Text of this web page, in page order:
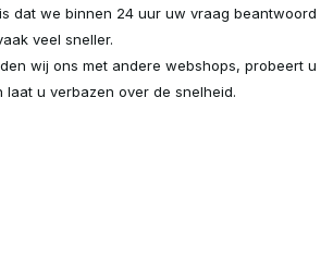
dat we binnen 24 uur uw vraag beantwoord
veel sneller.
wij ons met andere webshops, probeert u
laat u verbazen over de snelheid.